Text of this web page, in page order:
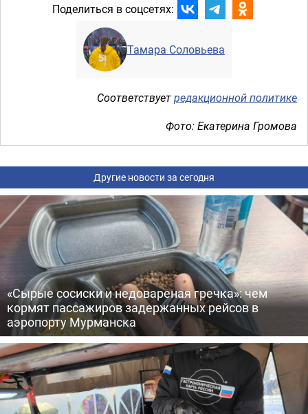
Поделиться в соцсетях:
Тамара Соловьева
Соответствуетредакционной политике
Фото: Екатерина Громова
Другие новости за сегодня
«Сырые сосиски и недовареная гречка»: чем
кормят пассажиров задержанных рейсов в
аэропорту Мурманска